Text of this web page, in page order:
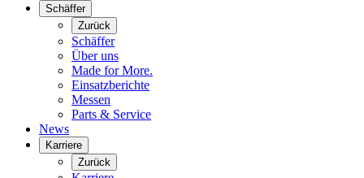
Schäffer
Zurück
Schäffer
Über uns
Made for More.
Einsatzberichte
Messen
Parts & Service
News
Karriere
Zurück